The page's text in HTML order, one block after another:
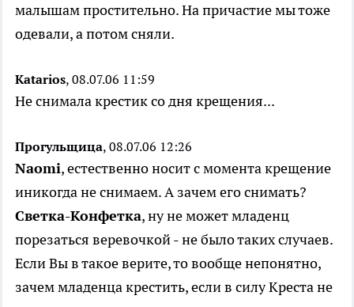
малышам простительно. На причастие мы тоже
одевали, а потом сняли.
Katarios, 08.07.06 11:59
Не снимала крестик со дня крещения...
Прогульщица, 08.07.06 12:26
Naomi, естественно носит с момента крещение
иникогда не снимаем. А зачем его снимать?
Светка-Конфетка, ну не может младенц
порезаться веревочкой - не было таких случаев.
Если Вы в такое верите, то вообще непонятно,
зачем младенца крестить, если в силу Креста не